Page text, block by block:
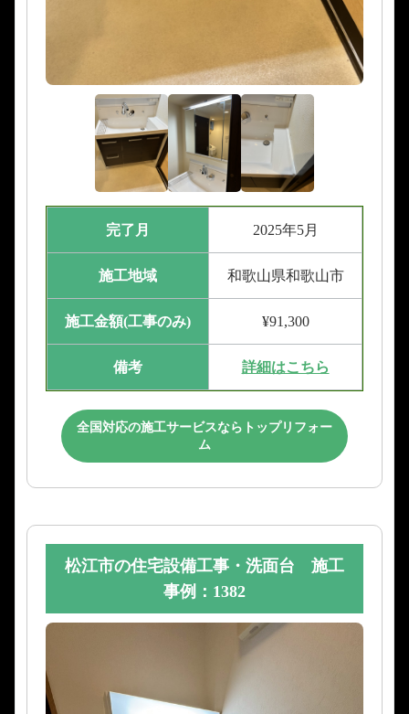
完了月 2025年5月
施工地域 和歌山県和歌山市
施工金額(工事のみ) ¥91,300
備考 詳細はこちら
全国対応の施工サービスならトップリフォー
ム
松江市の住宅設備工事・洗面台 施工
事例：1382